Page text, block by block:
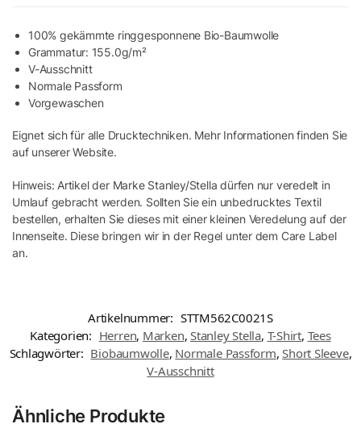
100% gekämmte ringgesponnene Bio-Baumwolle
Grammatur: 155.0g/m²
V-Ausschnitt
Normale Passform
Vorgewaschen
Eignet sich für alle Drucktechniken. Mehr Informationen finden Sie
auf unserer Website.
Hinweis: Artikel der Marke Stanley/Stella dürfen nur veredelt in
Umlauf gebracht werden. Sollten Sie ein unbedrucktes Textil
bestellen, erhalten Sie dieses mit einer kleinen Veredelung auf der
Innenseite. Diese bringen wir in der Regel unter dem Care Label
an.
Artikelnummer: STTM562C0021S
Kategorien: Herren, Marken,Stanley Stella, T-Shirt, Tees
Schlagwörter: Biobaumwolle, Normale Passform,Short Sleeve,
V-Ausschnitt
Ähnliche Produkte